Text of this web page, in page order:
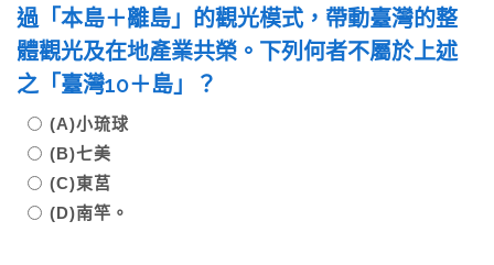
過「本島＋離島」的觀光模式，帶動臺灣的整
體觀光及在地產業共榮。下列何者不屬於上述
之「臺灣10＋島」？
(A)小琉球
(B)七美
(C)東莒
(D)南竿。